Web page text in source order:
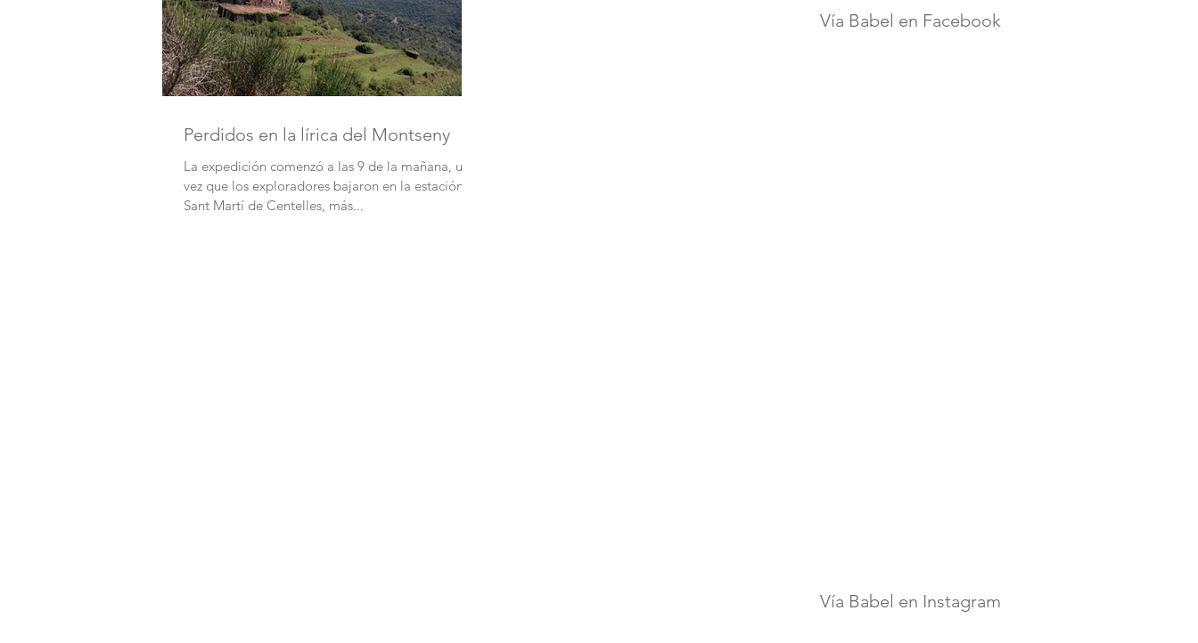
Perdidos en la lírica del Montseny
La expedición comenzó a las 9 de la mañana, una
vez que los exploradores bajaron en la estación de
Sant Martí de Centelles, más...
Vía Babel en Facebook
Vía Babel en Instagram